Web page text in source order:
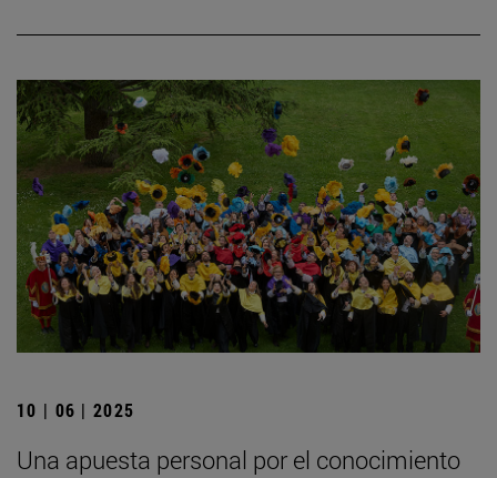
10 | 06 | 2025
Una apuesta personal por el conocimiento